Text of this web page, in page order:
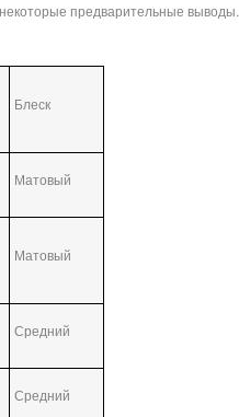
предварительные выводы.
Блеск
Матовый
Матовый
Средний
Средний